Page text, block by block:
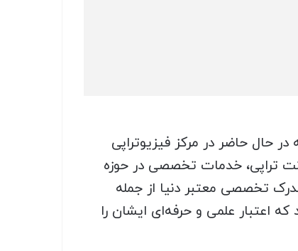
حال حاضر در مرکز فیزیوتراپی
تراپی، خدمات تخصصی در حوزه
مدرک تخصصی معتبر دنیا از جمله
اعتبار علمی و حرفه‌ای ایشان را